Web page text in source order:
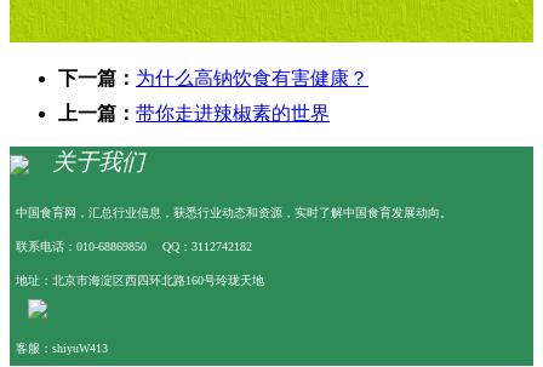
下一篇： 为什么高钠饮食有害健康？
上一篇： 带你走进辣椒素的世界
关于我们
中国食育网，汇总行业信息，获悉行业动态和资源，实时了解中国食育发展动向。
联系电话：010-68869850 QQ：3112742182
地址：北京市海淀区西四环北路160号玲珑天地
客服：shiyuW413